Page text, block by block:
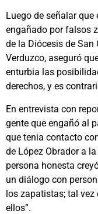
Luego de señalar
engañado por falsos
de la Diócesis de San
Verduzco, aseguró
enturbia las
derechos, y es
En entrevista con
gente que engañó al
que tenia contacto
de López Obrador a
persona honesta
un diálogo con
los zapatistas; tal
ellos”.